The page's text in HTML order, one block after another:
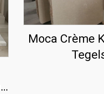
Moca Crème